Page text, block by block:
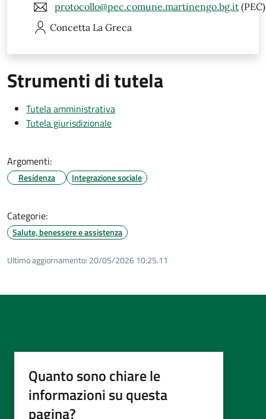
protocollo@pec.comune.martinengo.bg.it (PEC)
Concetta La Greca
Strumenti di tutela
Tutela amministrativa
Tutela giurisdizionale
Argomenti:
Residenza Integrazione sociale
Categorie:
Salute, benessere e assistenza
Ultimo aggiornamento: 20/05/2026 10:25.11
Quanto sono chiare le
informazioni su questa
pagina?